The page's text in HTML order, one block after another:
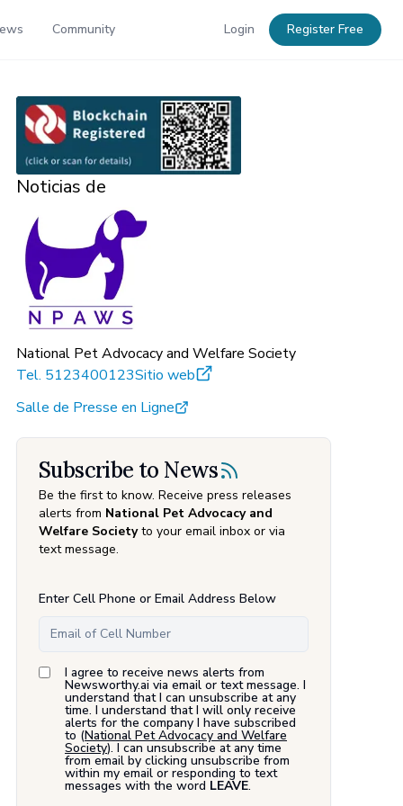
Community Login Register Free
Noticias de
National Pet Advocacy and Welfare Society
Tel. 5123400123Sitio web
Salle de Presse en Ligne
Subscribe to News
Be the first to know. Receive press releases
alerts from National Pet Advocacy and
Welfare Societyto your email inbox or via
text message.
Enter Cell Phone or Email Address Below
I agree to receive news alerts from
Newsworthy.ai via email or text message. I
understand that I can unsubscribe at any
time. I understand that I will only receive
alerts for the company I have subscribed
to (National Pet Advocacy and Welfare
Society). I can unsubscribe at any time
from email by clicking unsubscribe from
within my email or responding to text
messages with the word LEAVE.